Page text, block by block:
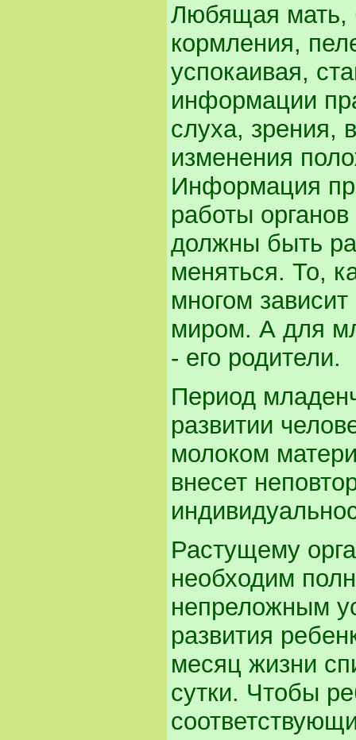
Любящая мать,
кормления,
успокаивая,
информации
слуха, зрения,
изменения
Информация
работы
должны быть
меняться. То,
многом
миром. А для
- его родители.
Период
развитии
молоком
внесет
Растущему
необходим
непреложным
развития
месяц жизни
сутки. Чтобы